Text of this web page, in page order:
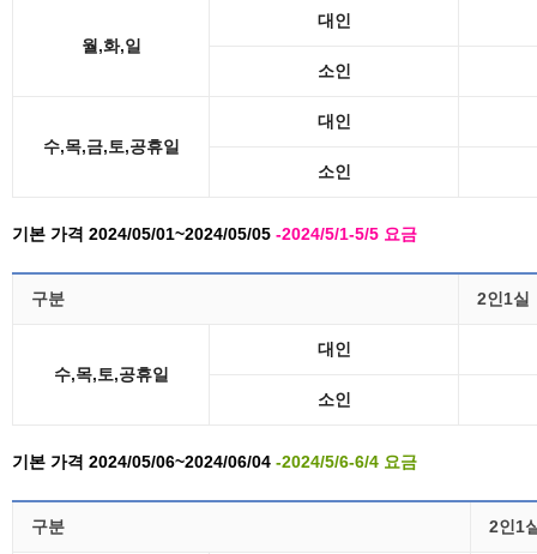
월,화,일
대인
소인
수,목,금,토,공휴일
대인
소인
기본 가격 2024/05/01~2024/05/05 -2024/5/1-5/5 요금
구분 2인1실
수,목,토,공휴일
대인
소인
기본 가격 2024/05/06~2024/06/04 -2024/5/6-6/4 요금
구분 2인1